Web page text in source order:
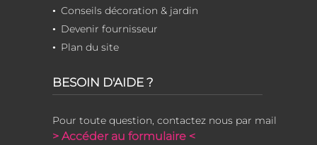
Conseils décoration & jardin
Devenir fournisseur
Plan du site
BESOIN D'AIDE ?
Pour toute question, contactez nous par mail
> Accéder au formulaire <